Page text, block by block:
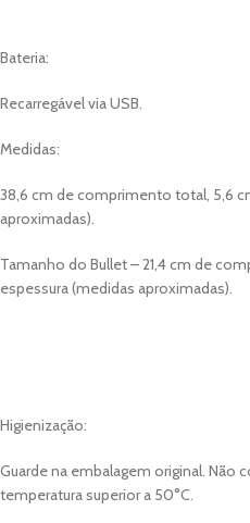
Bateria:
Recarregável via USB.
Medidas:
38,6 cm de comprimento total, 5,6
aproximadas).
Tamanho do Bullet – 21,4 cm de
espessura (medidas aproximadas).
Higienização:
Guarde na embalagem original. Não
temperatura superior a 50°C.